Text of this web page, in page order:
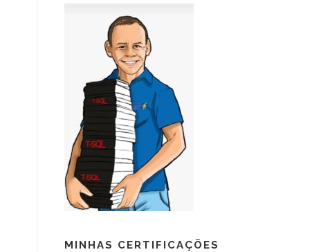
MINHAS CERTIFICAÇÕES